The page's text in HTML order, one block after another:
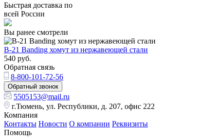
Быстрая доставка по
всей России
Вы ранее смотрели
B-21 Banding хомут из нержавеющей стали
540 руб.
Обратная связь
8-800-101-72-56
Обратный звонок
5505153@mail.ru
г.Тюмень, ул. Республики, д. 207, офис 222
Компания
Контакты Новости О компании Реквизиты
Помощь